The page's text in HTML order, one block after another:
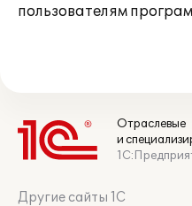
пользователям
Отраслевые
и
Другие сайты 1С